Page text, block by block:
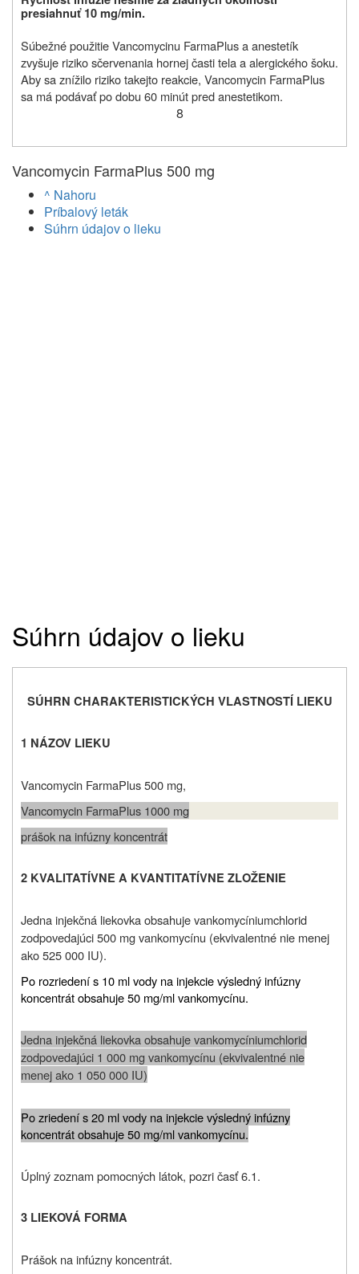
presiahnuť 10 mg/min.
Súbežné použitie Vancomycinu FarmaPlus a anestetík
zvyšuje riziko sčervenania hornej časti tela a alergického šoku.
Aby sa znížilo riziko takejto reakcie, Vancomycin FarmaPlus
sa má podávať po dobu 60 minút pred anestetikom.
8
Vancomycin FarmaPlus 500 mg
^ Nahoru
Príbalový leták
Súhrn údajov o lieku
Súhrn údajov o lieku
SÚHRN CHARAKTERISTICKÝCH VLASTNOSTÍ LIEKU
1 NÁZOV LIEKU
Vancomycin FarmaPlus 500 mg,
Vancomycin FarmaPlus 1000 mg
prášok na infúzny koncentrát
2 KVALITATÍVNE A KVANTITATÍVNE ZLOŽENIE
Jedna injekčná liekovka obsahuje vankomycíniumchlorid
zodpovedajúci 500 mg vankomycínu (ekvivalentné nie menej
ako 525 000 IU).
Po rozriedení s 10 ml vody na injekcie výsledný infúzny
koncentrát obsahuje 50 mg/ml vankomycínu.
Jedna injekčná liekovka obsahuje vankomycíniumchlorid
zodpovedajúci 1 000 mg vankomycínu (ekvivalentné nie
menej ako 1 050 000 IU)
Po zriedení s 20 ml vody na injekcie výsledný infúzny
koncentrát obsahuje 50 mg/ml vankomycínu.
Úplný zoznam pomocných látok, pozri časť 6.1.
3 LIEKOVÁ FORMA
Prášok na infúzny koncentrát.